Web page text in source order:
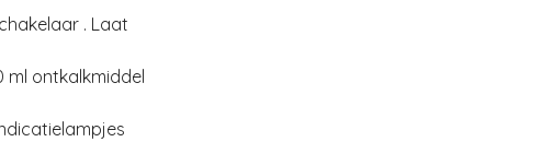
. Laat
ml ontkalkmiddel